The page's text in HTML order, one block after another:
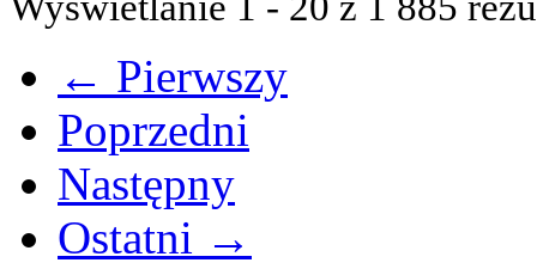
← Pierwszy
Poprzedni
Następny
Ostatni →